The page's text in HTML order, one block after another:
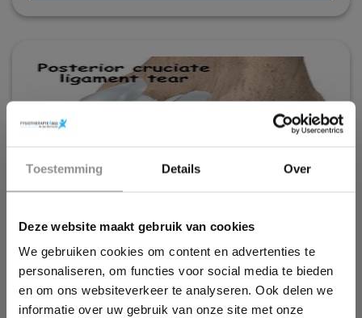
Toestemming Details Over
Deze website maakt gebruik van cookies
We gebruiken cookies om content en advertenties te
personaliseren, om functies voor social media te bieden
en om ons websiteverkeer te analyseren. Ook delen we
informatie over uw gebruik van onze site met onze
Achterste kruisband Scheur –
PCL scheur
Een achterste kruisband scheur houdt in dat er
Wil jij ook een pijnvrij leven?
Download hieronder dan gratis ons e-book!